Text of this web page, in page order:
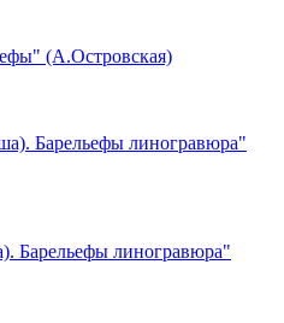
(А.Островская)
Барельефы линогравюра"
Барельефы линогравюра"